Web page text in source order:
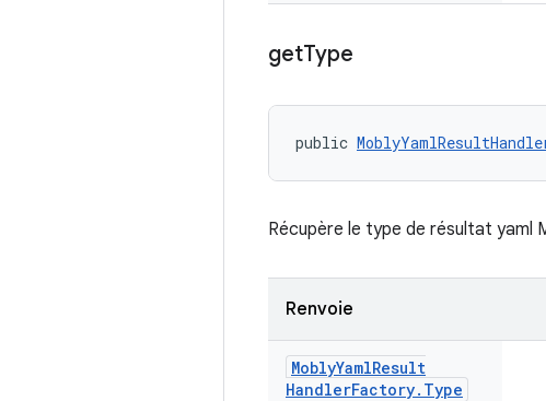
getType
public
Récupère le type de résultat yaml
Renvoie
MoblyYamlResult
HandlerFactory. Type